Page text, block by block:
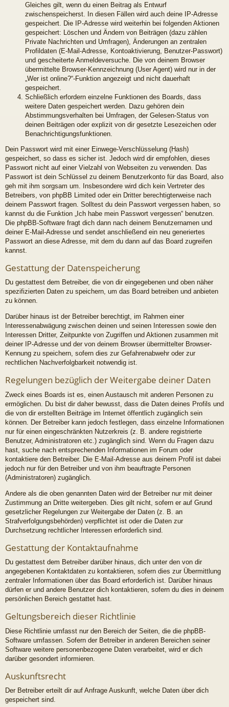
Gleiches gilt, wenn du einen Beitrag als Entwurf
zwischenspeicherst. In diesen Fällen wird auch deine IP-Adresse
gespeichert. Die IP-Adresse wird weiterhin bei folgenden Aktionen
gespeichert: Löschen und Ändern von Beiträgen (dazu zählen
Private Nachrichten und Umfragen), Änderungen an zentralen
Profildaten (E-Mail-Adresse, Kontoaktivierung, Benutzer-Passwort)
und gescheiterte Anmeldeversuche. Die von deinem Browser
übermittelte Browser-Kennzeichnung (User Agent) wird nur in der
„Wer ist online?“-Funktion angezeigt und nicht dauerhaft
gespeichert.
Schließlich erfordern einzelne Funktionen des Boards, dass
weitere Daten gespeichert werden. Dazu gehören dein
Abstimmungsverhalten bei Umfragen, der Gelesen-Status von
deinen Beiträgen oder explizit von dir gesetzte Lesezeichen oder
Benachrichtigungsfunktionen.
Dein Passwort wird mit einer Einwege-Verschlüsselung (Hash)
gespeichert, so dass es sicher ist. Jedoch wird dir empfohlen, dieses
Passwort nicht auf einer Vielzahl von Webseiten zu verwenden. Das
Passwort ist dein Schlüssel zu deinem Benutzerkonto für das Board, also
geh mit ihm sorgsam um. Insbesondere wird dich kein Vertreter des
Betreibers, von phpBB Limited oder ein Dritter berechtigterweise nach
deinem Passwort fragen. Solltest du dein Passwort vergessen haben, so
kannst du die Funktion „Ich habe mein Passwort vergessen“ benutzen.
Die phpBB-Software fragt dich dann nach deinem Benutzernamen und
deiner E-Mail-Adresse und sendet anschließend ein neu generiertes
Passwort an diese Adresse, mit dem du dann auf das Board zugreifen
kannst.
Gestattung der Datenspeicherung
Du gestattest dem Betreiber, die von dir eingegebenen und oben näher
spezifizierten Daten zu speichern, um das Board betreiben und anbieten
zu können.
Darüber hinaus ist der Betreiber berechtigt, im Rahmen einer
Interessenabwägung zwischen deinen und seinen Interessen sowie den
Interessen Dritter, Zeitpunkte von Zugriffen und Aktionen zusammen mit
deiner IP-Adresse und der von deinem Browser übermittelter Browser-
Kennung zu speichern, sofern dies zur Gefahrenabwehr oder zur
rechtlichen Nachverfolgbarkeit notwendig ist.
Regelungen bezüglich der Weitergabe deiner Daten
Zweck eines Boards ist es, einen Austausch mit anderen Personen zu
ermöglichen. Du bist dir daher bewusst, dass die Daten deines Profils und
die von dir erstellten Beiträge im Internet öffentlich zugänglich sein
können. Der Betreiber kann jedoch festlegen, dass einzelne Informationen
nur für einen eingeschränkten Nutzerkreis (z. B. andere registrierte
Benutzer, Administratoren etc.) zugänglich sind. Wenn du Fragen dazu
hast, suche nach entsprechenden Informationen im Forum oder
kontaktiere den Betreiber. Die E-Mail-Adresse aus deinem Profil ist dabei
jedoch nur für den Betreiber und von ihm beauftragte Personen
(Administratoren) zugänglich.
Andere als die oben genannten Daten wird der Betreiber nur mit deiner
Zustimmung an Dritte weitergeben. Dies gilt nicht, sofern er auf Grund
gesetzlicher Regelungen zur Weitergabe der Daten (z. B. an
Strafverfolgungsbehörden) verpflichtet ist oder die Daten zur
Durchsetzung rechtlicher Interessen erforderlich sind.
Gestattung der Kontaktaufnahme
Du gestattest dem Betreiber darüber hinaus, dich unter den von dir
angegebenen Kontaktdaten zu kontaktieren, sofern dies zur Übermittlung
zentraler Informationen über das Board erforderlich ist. Darüber hinaus
dürfen er und andere Benutzer dich kontaktieren, sofern du dies in deinem
persönlichen Bereich gestattet hast.
Geltungsbereich dieser Richtlinie
Diese Richtlinie umfasst nur den Bereich der Seiten, die die phpBB-
Software umfassen. Sofern der Betreiber in anderen Bereichen seiner
Software weitere personenbezogene Daten verarbeitet, wird er dich
darüber gesondert informieren.
Auskunftsrecht
Der Betreiber erteilt dir auf Anfrage Auskunft, welche Daten über dich
gespeichert sind.